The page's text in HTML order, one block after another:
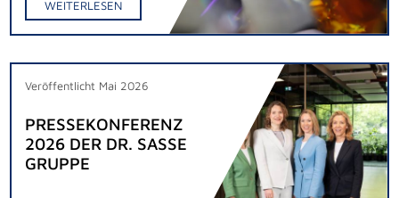
WEITERLESEN
Veröffentlicht Mai 2026
PRESSEKONFERENZ
2026 DER DR. SASSE
GRUPPE